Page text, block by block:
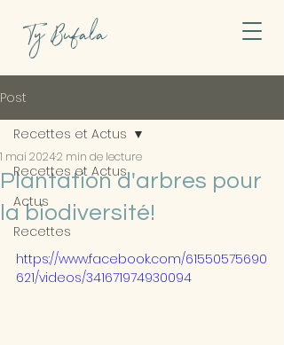
Ty Bufala
Post
Recettes et Actus
Actus
Recettes
Recettes et Actus
Plantation d'arbres pour
la biodiversité!
1 mai 20242 min de lecture
https://www.facebook.com/61550575690
621/videos/341671974930094